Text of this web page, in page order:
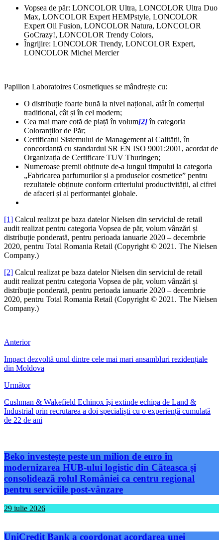
Vopsea de păr: LONCOLOR Ultra, LONCOLOR Ultra Duo
Max, LONCOLOR Expert HEMPstyle, LONCOLOR
Expert Oil Fusion, LONCOLOR Natura, LONCOLOR
GoCrazy!, LONCOLOR Trendy Colors,
Îngrijire: LONCOLOR Trendy, LONCOLOR Expert,
LONCOLOR Michel Mercier
Papillon Laboratoires Cosmetiques se mândrește cu:
O distribuție foarte bună la nivel național, atât în comerțul
traditional, cât și în cel modern;
Cea mai mare cotă de piață în volum[2]în categoria
Coloranților de Păr;
Certificatul Sistemului de Management al Calității, în
concordanță cu standardul SR EN ISO 9001:2001, acordat de
Organizația de Certificare TUV Thuringen;
Numeroase premii obținute de-a lungul timpului la categoria
„Fabricarea parfumurilor și a produselor cosmetice” pentru
rezultatele obținute conform criteriului productivității, al cifrei
de afaceri și al performanței globale.
[1] Calcul realizat pe baza datelor Nielsen din serviciul de retail
audit realizat pentru categoria Vopsea de păr, volum vânzări și
distribuție ponderată, pentru perioada ianuarie 2020 – decembrie
2020, pentru Total Romania Retail (Copyright © 2021. The Nielsen
Company.)
[2] Calcul realizat pe baza datelor Nielsen din serviciul de retail
audit realizat pentru categoria Vopsea de păr, volum vânzări și
distribuție ponderată, pentru perioada ianuarie 2020 – decembrie
2020, pentru Total Romania Retail (Copyright © 2021. The Nielsen
Company.)
Anterior
Impact dezvoltă unul dintre cele mai mari ansambluri rezidențiale
din Moldova
Următor
Cushman & Wakefield Echinox îşi extinde echipa de Land &
Industrial prin recrutarea a doi specialiști cu o experiență cumulată
de 22 de ani
Beko investește peste un milion de euro în
modernizarea HUB-ului logistic din Căteasca și
consolidează rolul României ca centru regional
pentru serviciile post-vânzare
29 iulie 2026
UniCredit Bank a coordonat acordarea unei